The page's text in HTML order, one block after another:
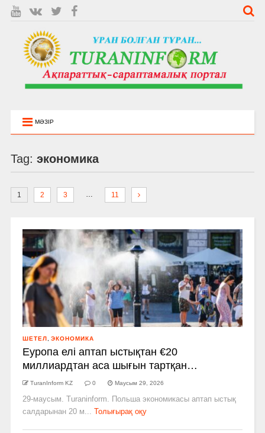
МӘЗІР
Tag: экономика
1 2 3 11
ШЕТЕЛ ЭКОНОМИКА
Еуропа елі аптап ыстықтан €20
миллиардтан аса шығын тартқан…
TuranInform KZ 0 Маусым 29, 2026
29-маусым. Turaninform. Польша экономикасы аптап ыстық
салдарынан 20 м...
Толығырақ оқу